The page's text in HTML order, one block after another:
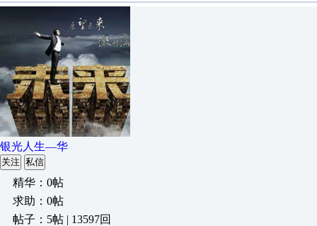
银光人生—华
关注 私信
精华：0帖
求助：0帖
帖子：5帖 | 13597回